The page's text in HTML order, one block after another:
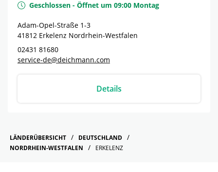
Geschlossen - Öffnet um 09:00 Montag
Adam-Opel-Straße 1-3
41812 Erkelenz Nordrhein-Westfalen
02431 81680
service-de@deichmann.com
Details
LÄNDERÜBERSICHT
DEUTSCHLAND
NORDRHEIN-WESTFALEN
ERKELENZ